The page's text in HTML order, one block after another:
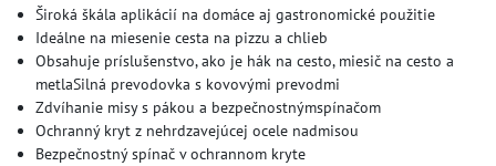
Široká škála aplikácií na domáce aj gastronomické použitie
Ideálne na miesenie cesta na pizzu a chlieb
Obsahuje príslušenstvo, ako je hák na cesto, miesič na cesto a
metlaSilná prevodovka s kovovými prevodmi
Zdvíhanie misy s pákou a bezpečnostnýmspínačom
Ochranný kryt z nehrdzavejúcej ocele nadmisou
Bezpečnostný spínač v ochrannom kryte